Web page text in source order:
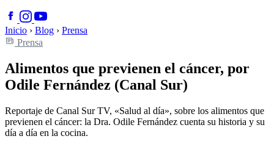
Inicio › Blog › Prensa
Prensa
Alimentos que previenen el cáncer, por
Odile Fernández (Canal Sur)
Reportaje de Canal Sur TV, «Salud al día», sobre los alimentos que
previenen el cáncer: la Dra. Odile Fernández cuenta su historia y su
día a día en la cocina.